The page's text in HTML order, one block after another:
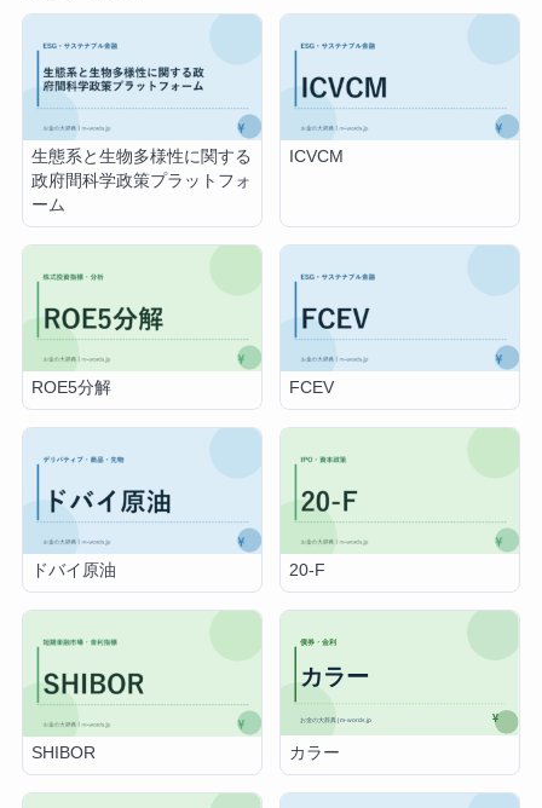
生態系と生物多様性に関する
政府間科学政策プラットフォ
ーム
ICVCM
ROE5分解 FCEV
ドバイ原油 20-F
SHIBOR カラー